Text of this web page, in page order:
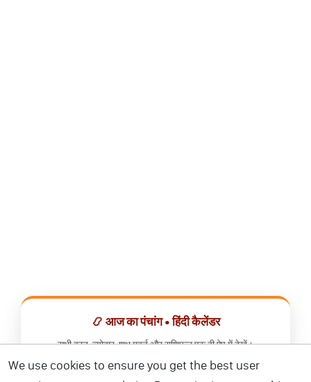
📿 आज का पंचांग • हिंदी कैलेंडर
सभी व्रत, त्योहार, शुभ मुहूर्त और राशिफल एक ही ऐप में देखें।
We use cookies to ensure you get the best user